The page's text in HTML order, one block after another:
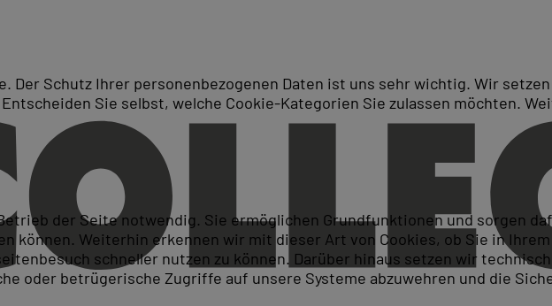
für Einsteiger
Der Schutz Ihrer personenbezogenen Daten ist uns sehr wichtig. Wir
Sie selbst, welche Cookie-Kategorien Sie zulassen möchten.
der Seite notwendig. Sie ermöglichen Grundfunktionen und sorgen
können. Weiterhin erkennen wir mit dieser Art von Cookies, ob Sie in
schneller nutzen zu können. Darüber hinaus setzen wir
oder betrügerische Zugriffe auf unsere Systeme abzuwehren und die